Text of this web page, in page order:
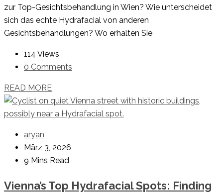
zur Top-Gesichtsbehandlung in Wien? Wie unterscheidet
sich das echte Hydrafacial von anderen
Gesichtsbehandlungen? Wo erhalten Sie
114 Views
0 Comments
READ MORE
aryan
März 3, 2026
9 Mins Read
Vienna’s Top Hydrafacial Spots: Finding